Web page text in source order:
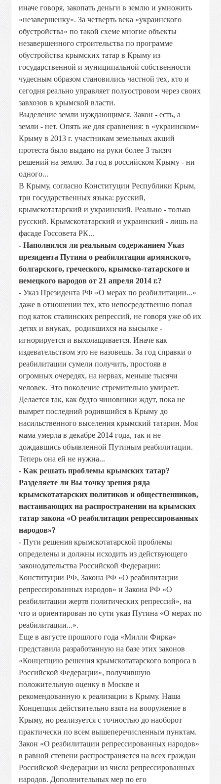
иначе говоря, закопать деньги в землю и умножить
«незавершенку». За четверть века «украинского
обустройства» по такой схеме многие объекты
незавершенного строительства по программе
обустройства крымских татар в Крыму из
государственной и муниципальной собственности
чудесным образом становились частной тех, кто и
сегодня реально управляет полуостровом через своих
завхозов в крымской власти.
Выделение земли нуждающимся. Закон - есть, а
земли - нет. Опять же для сравнения: в «украинском»
Крыму в 2013 г. участникам земельных акций
протеста было выдано на руки более 3 тысяч
решений на землю. За год в российском Крыму - ни
одного...
В Крыму, согласно Конституции Республики Крым,
три государственных языка: русский,
крымскотатарский и украинский. Реально - только
русский. Крымскотатарский и украинский - лишь на
фасаде Госсовета РК...
- Наполнился ли реальным содержанием Указ
президента Путина о реабилитации армянского,
болгарского, греческого, крымско-татарского и
немецкого народов от 21 апреля 2014 г.?
- Указ Президента РФ «О мерах по реабилитации...»
даже в отношении тех, кто непосредственно попал
под каток сталинских репрессий, не говоря уже об их
детях и внуках, родившихся на высылке -
игнорируется и выхолащивается. Иначе как
издевательством это не назовешь. За год справки о
реабилитации сумели получить, простояв в
огромных очередях, на нервах, меньше тысячи
человек. Это поколение стремительно умирает.
Делается так, как будто чиновники ждут, пока не
вымрет последний родившийся в Крыму до
насильственного выселения крымский татарин. Моя
мама умерла в декабре 2014 года, так и не
дождавшись объявленной Путиным реабилитации.
Теперь она ей не нужна...
- Как решать проблемы крымских татар?
Разделяете ли Вы точку зрения ряда
крымскотатарских политиков и общественников,
настаивающих на распространении на крымских
татар закона «О реабилитации репрессированных
народов»?
- Пути решения крымскотатарской проблемы
определены и должны исходить из действующего
законодательства Российской Федерации:
Конституции РФ, Закона РФ «О реабилитации
репрессированных народов» и Закона РФ «О
реабилитации жертв политических репрессий», на
что и ориентирован по сути указ Путина «О мерах по
реабилитации...».
Еще в августе прошлого года «Милли Фирка»
представила разработанную на базе этих законов
«Концепцию решения крымскотатарского вопроса в
Российской Федерации», получившую
положительную оценку в Москве и
рекомендованную к реализации в Крыму. Наша
Концепция действительно взята на вооружение в
Крыму, но реализуется с точностью до наоборот
практически по всем вышеперечисленным пунктам.
Закон «О реабилитации репрессированных народов»
в равной степени распространяется на всех граждан
Российской Федерации из числа репрессированных
народов. Дополнительных мер по его